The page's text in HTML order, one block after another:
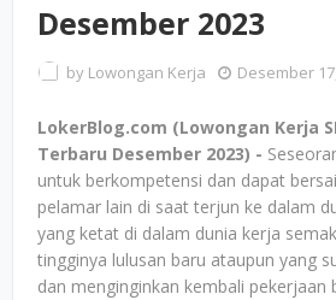
Desember 2023
by Lowongan Kerja Desember
LokerBlog.com (Lowongan Kerja
Terbaru Desember 2023) -
untuk berkompetensi dan dapat
pelamar lain di saat terjun ke dalam
yang ketat di dalam dunia kerja
tingginya lulusan baru ataupun yang
dan menginginkan kembali pekerjaan